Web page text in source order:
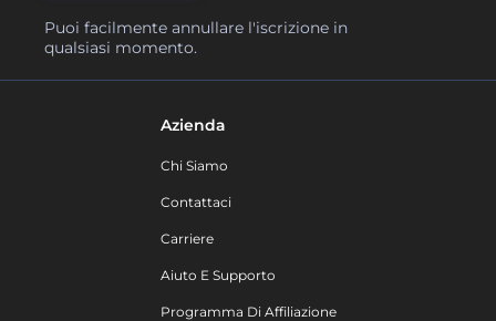
Puoi facilmente annullare l'iscrizione in
qualsiasi momento.
Azienda
Chi Siamo
Contattaci
Carriere
Aiuto E Supporto
Programma Di Affiliazione